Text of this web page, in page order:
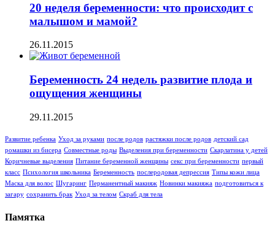
20 неделя беременности: что происходит с
малышом и мамой?
26.11.2015
Беременность 24 недель развитие плода и
ощущения женщины
29.11.2015
Развитие ребенка Уход за руками после родов растяжки после родов детский сад
ромашки из бисера Совместные роды Выделения при беременности Скарлатина у детей
Коричневые выделения Питание беременной женщины секс при беременности первый
класс Психология школьника Беременность послеродовая депрессия Типы кожи лица
Маска для волос Шугаринг Перманентный макияж Новинки макияжа подготовиться к
загару сохранить брак Уход за телом Скраб для тела
Памятка